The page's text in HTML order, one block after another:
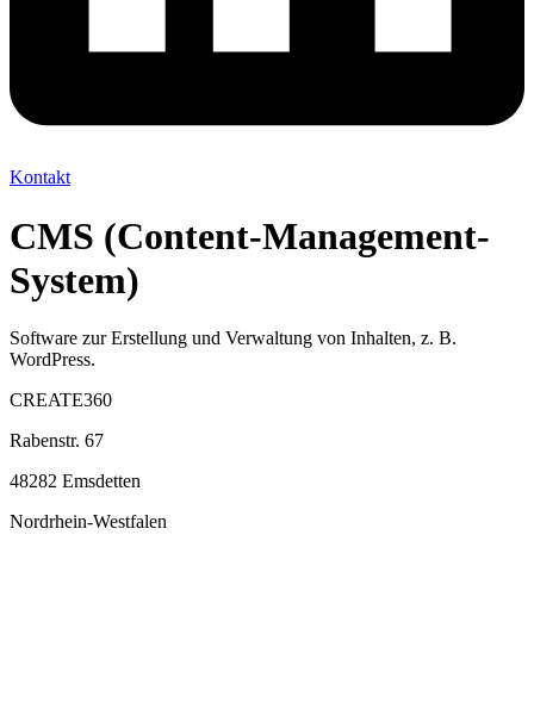
Kontakt
CMS (Content-Management-
System)
Software zur Erstellung und Verwaltung von Inhalten, z. B.
WordPress.
CREATE360
Rabenstr. 67
48282 Emsdetten
Nordrhein-Westfalen